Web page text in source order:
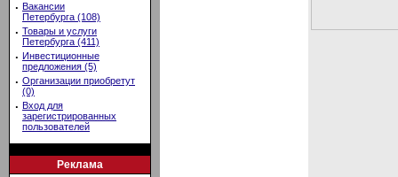
· Вакансии
Петербурга (108)
· Товары и услуги
Петербурга (411)
· Инвестиционные
предложения (5)
· Организации приобретут
(0)
· Вход для
зарегистрированных
пользователей
Реклама